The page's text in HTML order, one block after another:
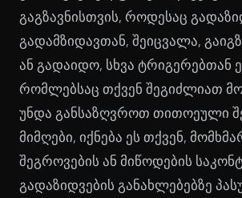
გაგზავნისთვის, როდესაც
გადამზიდავთან, შეიცვალა,
ან გადაიდო, სხვა ტრიგერებთან
რომლებსაც თქვენ შეგიძლიათ
უნდა განსაზღვროთ თითოეული
მიმღები, იქნება ეს თქვენ,
შეგროვების ან მიწოდების
გადაზიდვების განახლებებზე